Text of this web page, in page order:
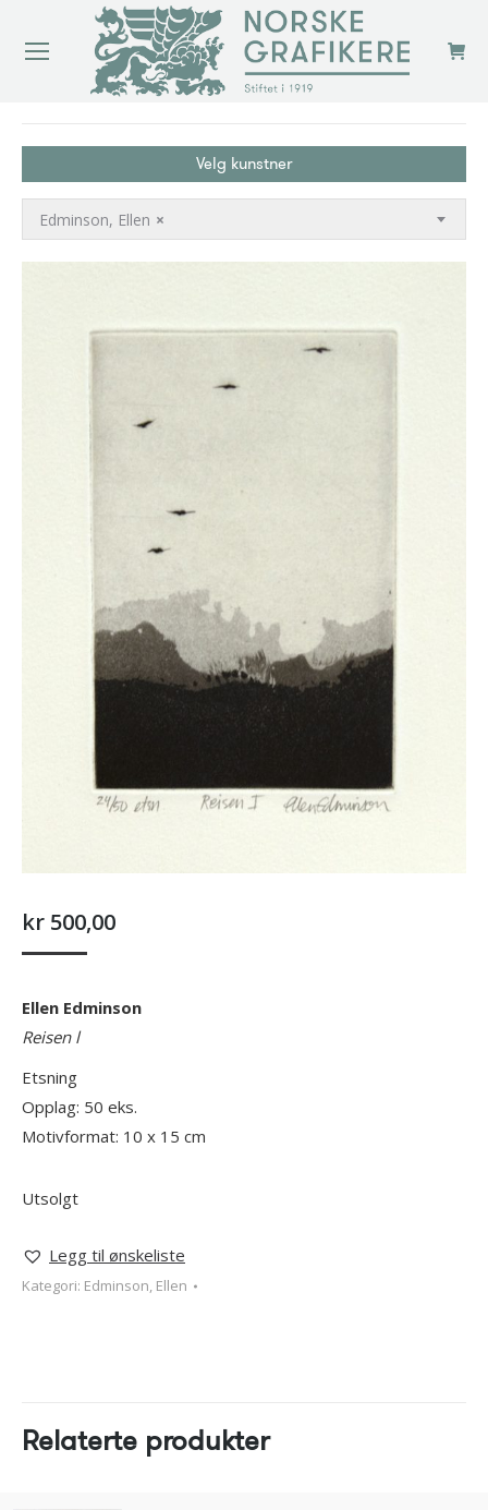
Velg kunstner
×
Edminson, Ellen
kr 500,00
Ellen Edminson
Reisen l
Etsning
Opplag: 50 eks.
Motivformat: 10 x 15 cm
Utsolgt
Legg til ønskeliste
Kategori: Edminson, Ellen
Relaterte produkter